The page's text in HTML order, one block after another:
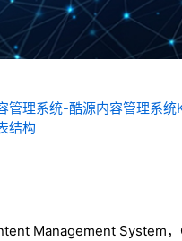
管理系统-酷源内容管理系统
结构
Management System